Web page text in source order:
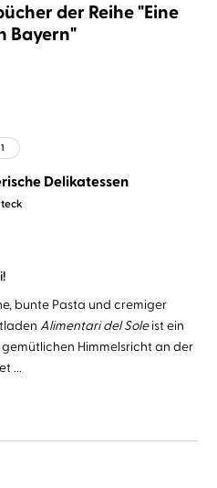
der Reihe "Eine
Bayern"
Delikatessen
bunte Pasta und cremiger
Alimentari del Soleist ein
Himmelsricht an der
...